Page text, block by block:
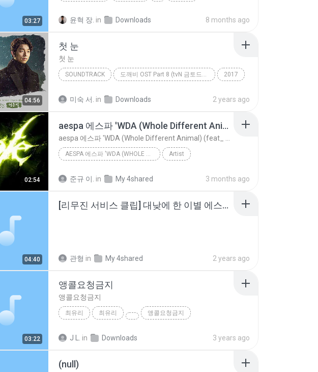
03:27 윤혁 장. in Downloads 8 months ago
04:56
첫 눈
첫 눈
SOUNDTRACK 도깨비 OST Part 8 (tvN 금토드라마) 2017
미숙 서. in Downloads 2 years ago
02:54
aespa 에스파 'WDA (Whole Different Animal) (feat_ G-DRAGON)' Official Audio
AESPA 에스파 'WDA (WHOLE DIFFERENT ANIMAL) (FEAT_ G-DRAGON)' OFFICIAL AUDIO Artist
준규 이. in My 4shared 3 months ago
04:40
[리무진 서비스 클립] 대낮에 한 이별 에스파 윈터 X 이무진 aespa WINTER X LEE MU JIN.mp3
관형 in My 4shared 2 years ago
03:22
앵콜요청금지
앵콜요청금지
최유리 최유리 앵콜요청금지
J L. in Downloads 3 years ago
(null)